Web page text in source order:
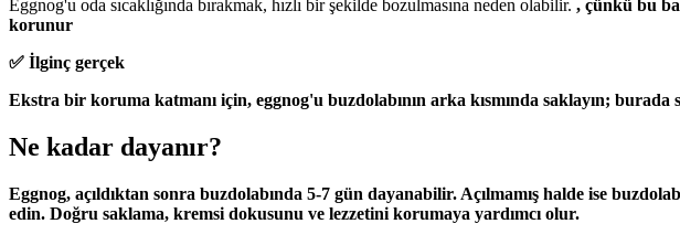
Eggnog'u oda sıcaklığında bırakmak, hızlı bir şekilde bozulmasına neden olabilir. , çünkü bu
korunur
✅ İlginç gerçek
Ekstra bir koruma katmanı için, eggnog'u buzdolabının arka kısmında saklayın; burada
Ne kadar dayanır?
Eggnog, açıldıktan sonra buzdolabında 5-7 gün dayanabilir. Açılmamış halde ise
edin. Doğru saklama, kremsi dokusunu ve lezzetini korumaya yardımcı olur.